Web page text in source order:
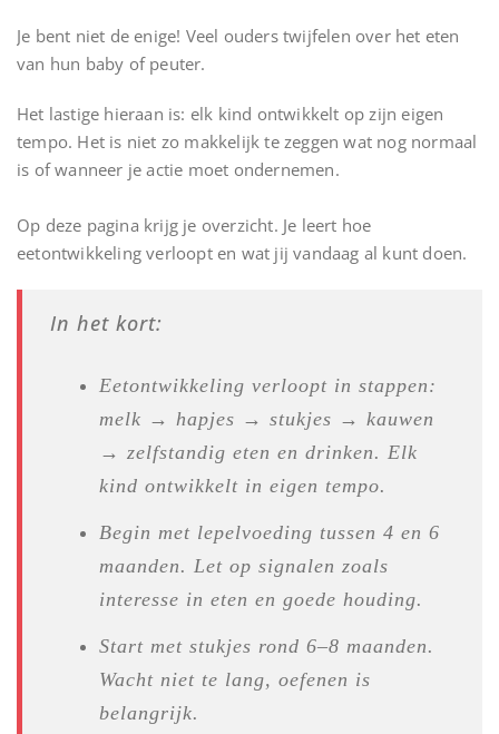
Je bent niet de enige! Veel ouders twijfelen over het eten
van hun baby of peuter.
Het lastige hieraan is: elk kind ontwikkelt op zijn eigen
tempo. Het is niet zo makkelijk te zeggen wat nog normaal
is of wanneer je actie moet ondernemen.
Op deze pagina krijg je overzicht. Je leert hoe
eetontwikkeling verloopt en wat jij vandaag al kunt doen.
In het kort:
Eetontwikkeling verloopt in stappen:
melk → hapjes → stukjes → kauwen
→ zelfstandig eten en drinken. Elk
kind ontwikkelt in eigen tempo.
Begin met lepelvoeding tussen 4 en 6
maanden. Let op signalen zoals
interesse in eten en goede houding.
Start met stukjes rond 6–8 maanden.
Wacht niet te lang, oefenen is
belangrijk.